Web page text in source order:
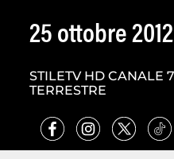
25 ottobre 2012
STILETV HD CANALE
TERRESTRE